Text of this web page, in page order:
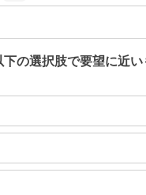
の選択肢で要望に近い